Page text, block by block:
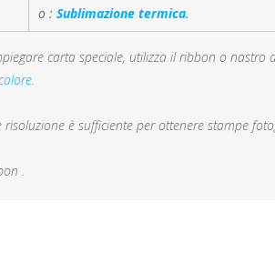
o : Sublimazione termica.
carta speciale, utilizza il ribbon o nastro
.
è sufficiente per ottenere stampe
.